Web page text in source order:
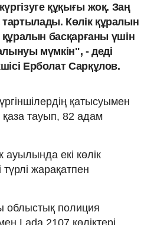
құқығы жоқ. Заң
Көлік құралын
құралын басқарғаны үшін
мүмкін", - деді
Ерболат Сарқұлов.
қатысуымен
қаза тауып, 82 адам
екі көлік
жарақатпен
облыстық полиция
Lada 2107 көліктері